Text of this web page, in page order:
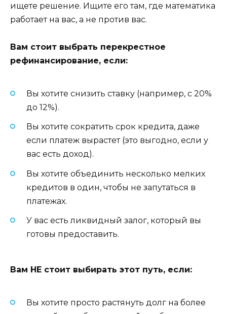
ищете решение. Ищите его там, где математика
работает на вас, а не против вас.
Вам стоит выбрать перекрестное
рефинансирование, если:
Вы хотите снизить ставку (например, с 20%
до 12%).
Вы хотите сократить срок кредита, даже
если платеж вырастет (это выгодно, если у
вас есть доход).
Вы хотите объединить несколько мелких
кредитов в один, чтобы не запутаться в
платежах.
У вас есть ликвидный залог, который вы
готовы предоставить.
Вам НЕ стоит выбирать этот путь, если:
Вы хотите просто растянуть долг на более